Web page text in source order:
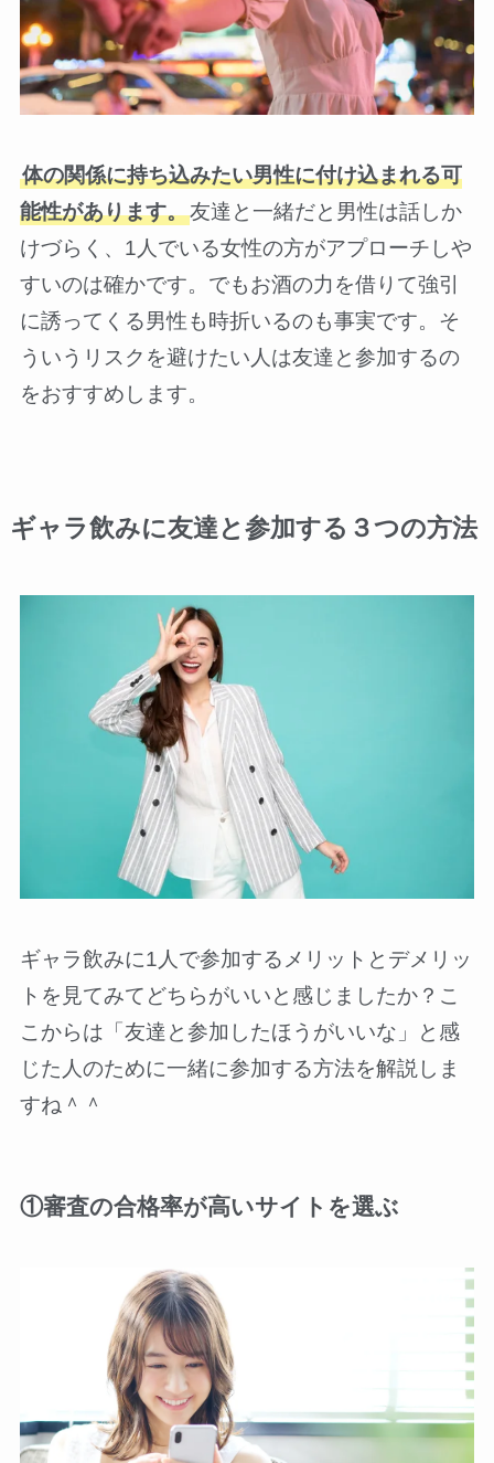
体の関係に持ち込みたい男性に付け込まれる可
能性があります。友達と一緒だと男性は話しか
けづらく、1人でいる女性の方がアプローチしや
すいのは確かです。でもお酒の力を借りて強引
に誘ってくる男性も時折いるのも事実です。そ
ういうリスクを避けたい人は友達と参加するの
をおすすめします。
ギャラ飲みに友達と参加する３つの方法
ギャラ飲みに1人で参加するメリットとデメリッ
トを見てみてどちらがいいと感じましたか？こ
こからは「友達と参加したほうがいいな」と感
じた人のために一緒に参加する方法を解説しま
すね＾＾
①審査の合格率が高いサイトを選ぶ